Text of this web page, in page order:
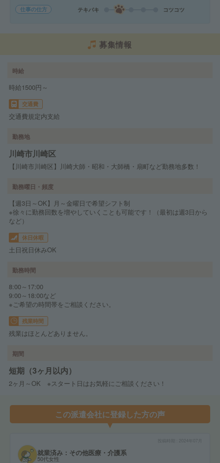
仕事の仕方 テキパキ コツコツ
募集情報
時給
時給1500円～
交通費
交通費規定内支給
勤務地
川崎市川崎区
【川崎市川崎区】川崎大師・昭和・大師橋・扇町など勤務地多数！
勤務曜日・頻度
【週3日～OK】月～金曜日で希望シフト制
※徐々に勤務回数を増やしていくことも可能です！（最初は週3日から
など）
休日休暇
土日祝日休みOK
勤務時間
8:00～17:00
9:00～18:00など
※ご希望の時間帯をご相談ください。
残業時間
残業はほとんどありません。
期間
短期（3ヶ月以内）
2ヶ月～OK ※スタート日はお気軽にご相談ください！
この派遣会社に登録した方の声
2024年07月
就業済み：その他医療・介護系
50代女性